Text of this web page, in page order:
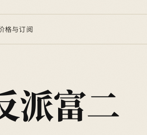
格与订阅
派富二